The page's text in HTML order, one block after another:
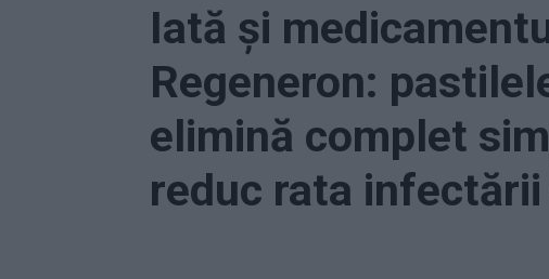
Iată și
Regeneron:
elimină complet
reduc rata infectării